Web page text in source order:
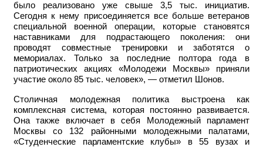
было реализовано уже свыше 3,5 тыс. инициатив.
Сегодня к нему присоединяется все больше ветеранов
специальной военной операции, которые становятся
наставниками для подрастающего поколения: они
проводят совместные тренировки и заботятся о
мемориалах. Только за последние полтора года в
патриотических акциях «Молодежи Москвы» приняли
участие около 85 тыс. человек», — отметил Шонов.
Столичная молодежная политика выстроена как
комплексная система, которая постоянно развивается.
Она также включает в себя Молодежный парламент
Москвы со 132 районными молодежными палатами,
«Студенческие парламентские клубы» в 55 вузах и